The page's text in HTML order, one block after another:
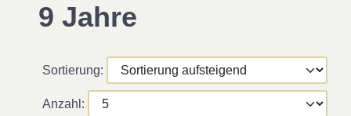
9 Jahre
Sortierung:
Anzahl: